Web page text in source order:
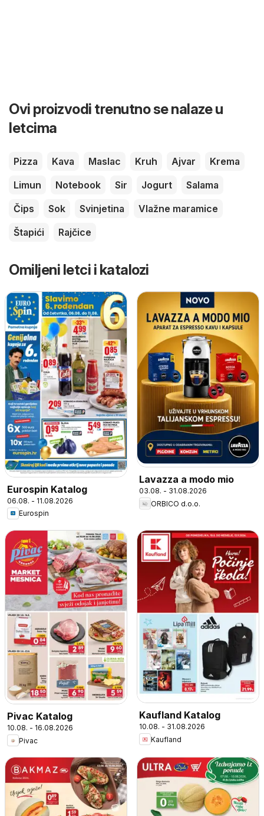
Ovi proizvodi trenutno se nalaze u
letcima
Pizza Kava Maslac Kruh Ajvar
Krema
Limun
Notebook Sir Jogurt
Salama
Čips
Sok Svinjetina
Vlažne maramice
Štapići
Rajčice
Omiljeni letci i katalozi
Eurospin Katalog
06.08. - 11.08.2026
Eurospin
Lavazza a modo mio
03.08. - 31.08.2026
ORBICO d.o.o.
Pivac Katalog
10.08. - 16.08.2026
Pivac
Kaufland Katalog
10.08. - 31.08.2026
Kaufland